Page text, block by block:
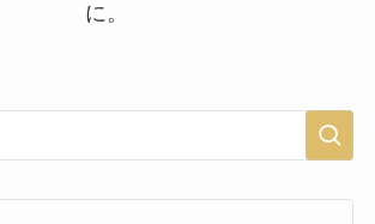
に。